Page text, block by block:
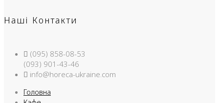
Наші Контакти
(095) 858-08-53
(093) 901-43-46
info@horeca-ukraine.com
Головна